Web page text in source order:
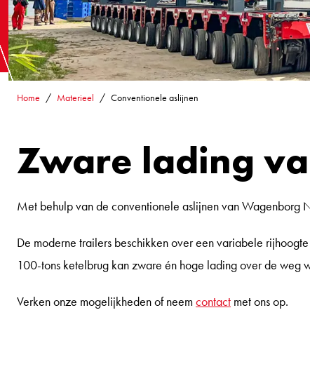
BEL ONS +31 88 050 5100
Home Materieel Conventionele aslijnen
Zware lading
Met behulp van de conventionele aslijnen van Wagenborg
De moderne trailers beschikken over een variabele
100-tons ketelbrug kan zware én hoge lading over de weg
Verken onze mogelijkheden of neemcontact met ons op.